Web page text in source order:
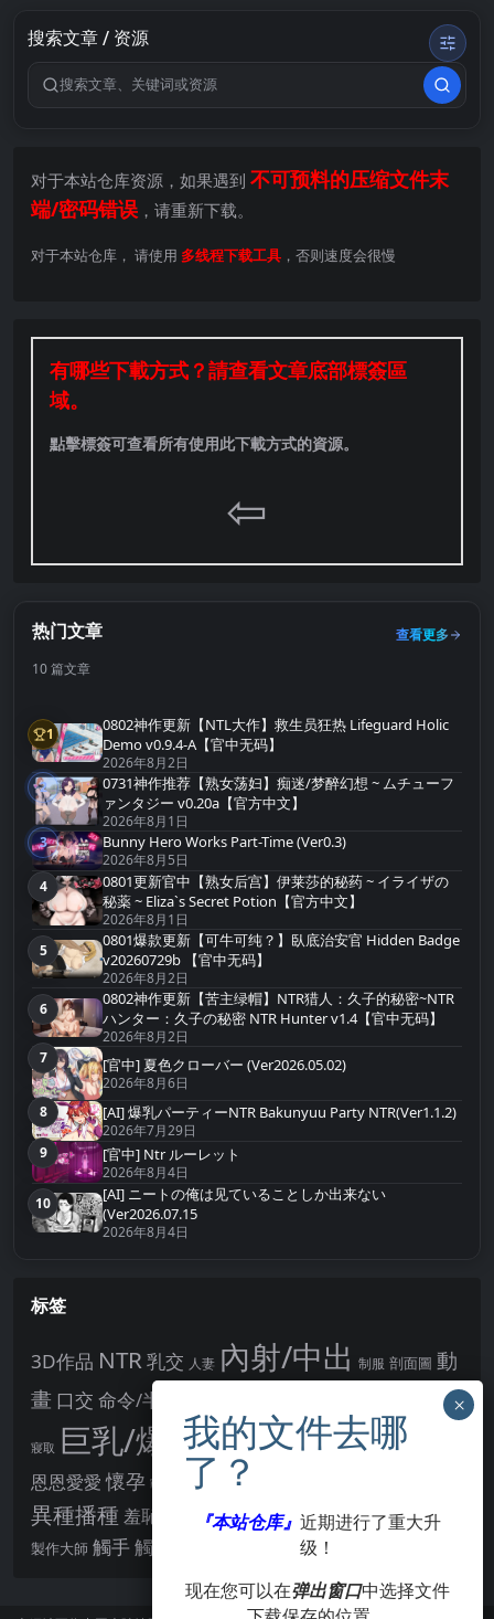
搜索文章 / 资源
搜索关键词
对于本站仓库资源，如果遇到 不可预料的压缩文件末
端/密码错误 ，请重新下载。
对于本站仓库， 请使用 多线程下载工具 ，否则速度会很慢
有哪些下載方式？請查看文章底部標簽區
域。
點擊標簽可查看所有使用此下載方式的資源。
⇦
热门文章
查看更多
10 篇文章
第1名
1
0802神作更新【NTL大作】救生员狂热 Lifeguard Holic
Demo v0.9.4-A【官中无码】
2026年8月2日
第2名
2
0731神作推荐【熟女荡妇】痴迷/梦醉幻想 ~ ムチューフ
ァンタジー v0.20a【官方中文】
2026年8月1日
第3名
3 Bunny Hero Works Part-Time (Ver0.3)
2026年8月5日
第4名
4
0801更新官中【熟女后宫】伊莱莎的秘药 ~ イライザの
秘薬 ~ Eliza`s Secret Potion【官方中文】
2026年8月1日
第5名
5
0801爆款更新【可牛可纯？】臥底治安官 Hidden Badge
v20260729b 【官中无码】
2026年8月2日
第6名
6
0802神作更新【苦主绿帽】NTR猎人：久子的秘密~NTR
ハンター：久子の秘密 NTR Hunter v1.4【官中无码】
2026年8月2日
第7名
7 [官中] 夏色クローバー (Ver2026.05.02)
2026年8月6日
第8名
8 [AI] 爆乳パーティーNTR Bakunyuu Party NTR(Ver1.1.2)
2026年7月29日
第9名
9 [官中] Ntr ルーレット
2026年8月4日
第10名
10
[AI] ニートの俺は见ていることしか出来ない
(Ver2026.07.15
2026年8月4日
标签
3D作品 NTR乳交 人妻 內射/中出 制服 剖面圖 動
畫 口交 命令/半推半就 學校/校園
寢取 巨乳/爆乳幻想 強制你播種 強制播種
恩恩愛愛 懷孕 戰鬥H 拘束 教育
異種播種 羞恥/恥辱 羞辱 肛交 胸部/奶子 著衣 處女
製作大師 觸手 觸摸 酪梨 阿黑顏
『本站仓库』 近期进行了重大升
级！
现在您可以在弹出窗口中选择文件